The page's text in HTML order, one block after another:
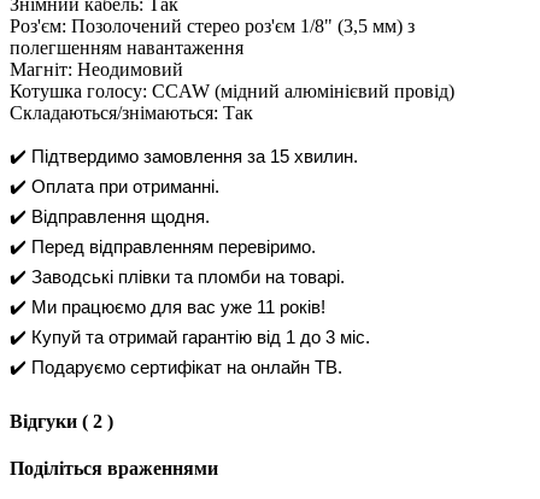
Знімний кабель: Так
Роз'єм: Позолочений стерео роз'єм 1/8" (3,5 мм) з
полегшенням навантаження
Магніт: Неодимовий
Котушка голосу: CCAW (мідний алюмінієвий провід)
Складаються/знімаються: Так
✔️ Підтвердимо замовлення за 15 хвилин.
✔️ Оплата при отриманні.
✔️ Відправлення щодня.
✔️ Перед відправленням перевіримо.
✔️ Заводські плівки та пломби на товарі.
✔️ Ми працюємо для вас уже 11 років!
✔️ Купуй та отримай гарантію від 1 до 3 міс.
✔️ Подаруємо сертифікат на онлайн ТВ.
Відгуки ( 2 )
Поділіться враженнями